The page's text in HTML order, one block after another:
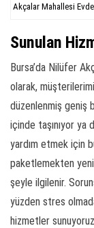
Akçalar Mahallesi
Sunulan
Bursa’da Nilüfer
olarak,
düzenlenmiş geniş
içinde taşınıyor ya
yardım etmek için
paketlemekten
şeyle ilgilenir.
yüzden stres
hizmetler